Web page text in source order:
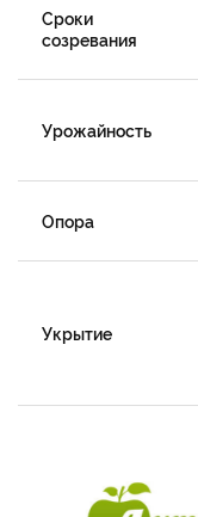
Сроки
созревания
Урожайность
Опора
Укрытие